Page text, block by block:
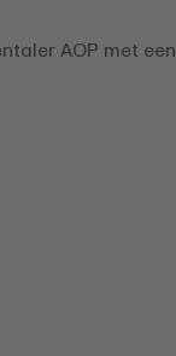
AOP met een